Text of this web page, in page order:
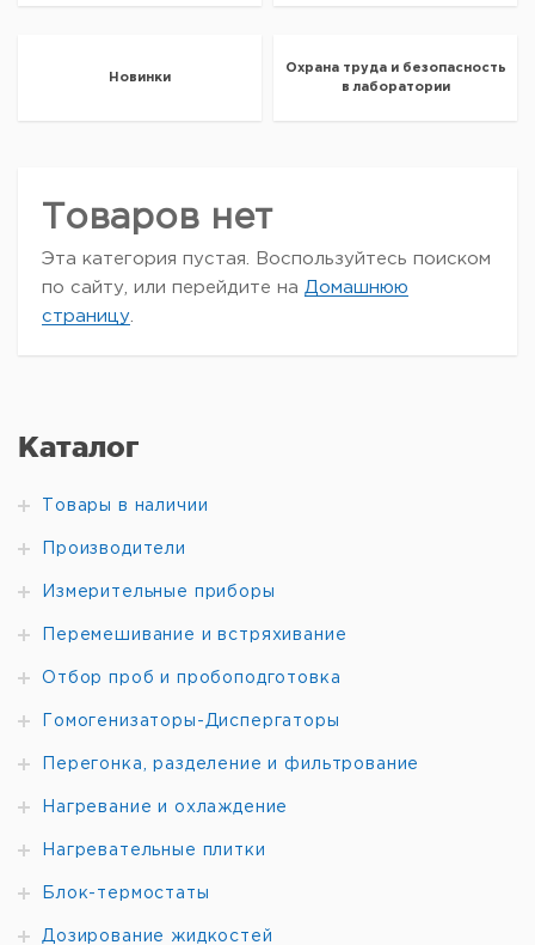
Каталог
Товары в наличии
Производители
Измерительные приборы
Перемешивание и встряхивание
Отбор проб и пробоподготовка
Гомогенизаторы-Диспергаторы
Перегонка, разделение и фильтрование
Нагревание и охлаждение
Нагревательные плитки
Блок-термостаты
Дозирование жидкостей
Новинки
Охрана труда и безопасность
в лаборатории
Товаров нет
Эта категория пустая. Воспользуйтесь поиском
по сайту, или перейдите на Домашнюю
страницу